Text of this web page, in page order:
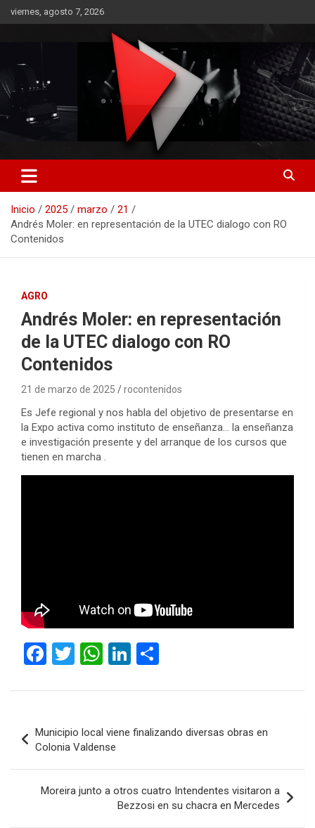
Saltar
al
viernes, agosto 7, 2026
RO CONTENIDOS
Inicio 2025 marzo
21
Andrés Moler: en representación de la UTEC dialogo con RO
Contenidos
AGRO
Andrés Moler: en representación
de la UTEC dialogo con RO
Contenidos
21 de marzo de 2025 rocontenidos
Es Jefe regional y nos habla del objetivo de presentarse en
la Expo activa como instituto de enseñanza… la enseñanza
e investigación presente y del arranque de los cursos que
tienen en marcha .
F
ce
b
o
o
k
T
tt
er
W
at
s
A
p
p
Li
ke
dI
n
m
ar
tir
de
entradas
Municipio local viene finalizando diversas obras en
Colonia Valdense
Moreira junto a otros cuatro Intendentes visitaron a
Bezzosi en su chacra en Mercedes